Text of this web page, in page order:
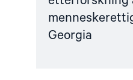
Georgia